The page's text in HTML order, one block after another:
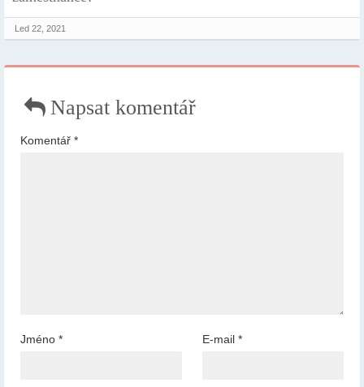
Led 22, 2021
Napsat komentář
Komentář *
Jméno * E-mail *